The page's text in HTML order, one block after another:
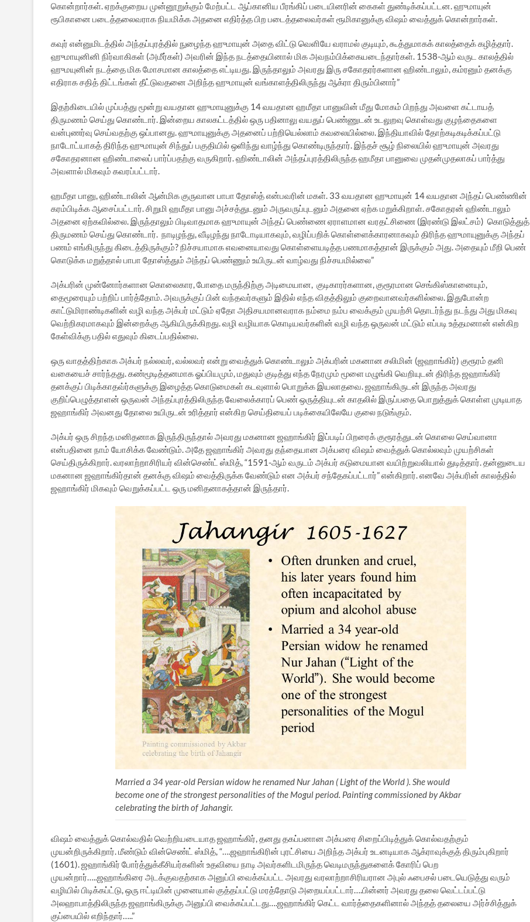
கொன்றார்கள். ஏறக்குறைய முன்னூறுக்கும் மேற்பட்ட ஆப்கானிய பீரங்கிப் படையினரின் கைகள் துண்டிக்கப்பட்டன. ஹுமாயுன்
ரூபிகானை படைத்தலைவராக நியமிக்க அதனை எதிர்த்த பிற படைத்தலைவர்கள் ரூமிகானுக்கு விஷம் வைத்துக் கொன்றார்கள்.
கவுர் என்னுமிடத்தில் அந்தப்புரத்தில் நுழைந்த ஹுமாயுன் அதை விட்டு வெளியே வராமல் குடியும், கூத்துமாகக் காலத்தைக் கழித்தார்.
ஹுமாயுனினி நிர்வாகிகள் (அமீர்கள்) அவரின் இந்த நடத்தையினால் மிக அவநம்பிக்கையடைந்தார்கள். 1538-ஆம் வருட காலத்தில்
ஹுமயுனின் நடத்தை மிக மோசமான காலத்தை எட்டியது. இருந்தாலும் அவரது இரு சகோதரர்களான ஹிண்டாலும், கம்ரனும் தனக்கு
எதிராக சதித் திட்டங்கள் தீட்டுவதனை அறிந்த ஹுமாயுன் வங்காளத்திலிருந்து ஆக்ரா திரும்பினார்”
இதற்கிடையில் முப்பத்து மூன்று வயதான ஹுமாயுனுக்கு 14 வயதான ஹமீதா பானுவின் மீது மோகம் பிறந்து அவளை கட்டாயத்
திருமணம் செய்து கொண்டார். இன்றைய காலகட்டத்தில் ஒரு பதினாலு வயதுப் பெண்ணுடன் உடலுறவு கொள்வது குழந்தைகளை
வன்புணர்வு செய்வதற்கு ஒப்பானது. ஹுமாயுனுக்கு அதனைப் பற்றியெல்லாம் கவலையில்லை. இந்தியாவில் தோற்கடிகடிக்கப்பட்டு
நாடோட்யாகத் திரிந்த ஹுமாயுன் சிந்துப் பகுதியில் ஒளிந்து வாழ்ந்து கொண்டிருந்தார். இந்தச் சூழ் நிலையில் ஹுமாயுன் அவரது
சகோதரனான ஹிண்டாலைப் பார்ப்பதற்கு வருகிறார். ஹிண்டாலின் அந்தப்புரத்திலிருந்த ஹமீதா பானுவை முதன்முதலாகப் பார்த்து
அவளால் மிகவும் கவரப்பட்டார்.
ஹமீதா பானு, ஹிண்டாலின் ஆன்மிக குருவான பாபா தோஸ்த் என்பவரின் மகள். 33 வயதான ஹுமாயுன் 14 வயதான அந்தப் பெண்ணின்
கரம்பிடிக்க ஆசைப்பட்டார். சிறுமி ஹமீதா பானு அச்சத்துடனும் அருவருப்புடனும் அதனை ஏற்க மறுக்கிறாள். சகோதரன் ஹிண்டாலும்
அதனை ஏற்கவில்லை. இருந்தாலும் பிடிவாதமாக ஹுமாயுன் அந்தப் பெண்ணை ஏராளமான வரதட்சிணை (இரண்டு இலட்சம்) கொடுத்துத்
திருமணம் செய்து கொண்டார். நாடிழந்து, வீடிழந்து நாடோடியாகவும், வழிப்பறிக் கொள்ளைக்காரனாகவும் திரிந்த ஹுமாயுனுக்கு அந்தப்
பணம் எங்கிருந்து கிடைத்திருக்கும்? நிச்சயாமாக எவனையாவது கொள்ளையடித்த பணமாகத்தான் இருக்கும் அது. அதையும் மீறி பெண்
கொடுக்க மறுத்தால் பாபா தோஸ்த்தும் அந்தப் பெண்ணும் உயிருடன் வாழ்வது நிச்சயமில்லை”
அக்பரின் முன்னோர்களான கொலைகார, போதை மருந்திற்கு அடிமையான, குடிகாரர்களான, குரூரமான செங்கிஸ்கானையும்,
தைமூரையும் பற்றிப் பார்த்தோம். அவருக்குப் பின் வந்தவர்களும் இதில் எந்த விதத்திலும் குறைவானவர்களில்லை. இதுபோன்ற
காட்டுமிராண்டிகளின் வழி வந்த அக்பர் மட்டும் ஏதோ அதிசயமானவராக நம்மை நம்ப வைக்கும் முயற்சி தொடர்ந்து நடந்து அது மிகவு
வெற்றிகரமாகவும் இன்றைக்கு ஆகியிருக்கிறது. வழி வழியாக கொடியவர்களின் வழி வந்த ஒருவன் மட்டும் எப்படி உத்தமனான் என்கிற
கேள்விக்கு பதில் எதுவும் கிடைப்பதில்லை.
ஒரு வாதத்திற்காக அக்பர் நல்லவர், வல்லவர் என்று வைத்துக் கொண்டாலும் அக்பரின் மகனான சலிமின் (ஜஹாங்கிர்) குரூரம் தனி
வகையைச் சார்ந்தது. கண்மூடித்தனமாக ஓப்பியமும், மதுவும் குடித்து எந்த நேரமும் மூளை மழுங்கி வெறியுடன் திரிந்த ஜஹாங்கிர்
தனக்குப் பிடிக்காதவ்ர்களுக்கு இழைத்த கொடுமைகள் கடவுளால் பொறுக்க இயலாதவை. ஜஹாங்கிருடன் இருந்த அவரது
குறிப்பெழுத்தாளன் ஒருவன் அந்தப்புரத்திலிருந்த வேலைக்காரப் பெண் ஒருத்தியுடன் காதலில் இருப்பதை பொறுத்துக் கொள்ள முடியாத
ஜஹாங்கிர் அவனது தோலை உயிருடன் உரித்தார் என்கிற செய்தியைப் படிக்கையிலேயே குலை நடுங்கும்.
அக்பர் ஒரு சிறந்த மனிதனாக இருந்திருந்தால் அவரது மகனான ஜஹாங்கிர் இப்படிப் பிறரைக் குரூரத்துடன் கொலை செய்வானா
என்பதினை நாம் யோசிக்க வேண்டும். அதே ஜஹாங்கிர் அவரது தந்தையான அக்பரை விஷம் வைத்துக் கொல்லவும் முயற்சிகள்
செய்திருக்கிறார். வரலாற்றாசிரியர் வின்செண்ட் ஸ்மித், “1591-ஆம் வருடம் அக்பர் கடுமையான வயிற்றுவலியால் துடித்தார். தன்னுடைய
மகனான ஜஹாங்கிர்தான் தனக்கு விஷம் வைத்திருக்க வேண்டும் என அக்பர் சந்தேகப்பட்டார்” என்கிறார். எனவே அக்பரின் காலத்தில்
ஜஹாங்கிர் மிகவும் வெறுக்கப்பட்ட ஒரு மனிதனாகத்தான் இருந்தார்.
Married a 34 year-old Persian widow he renamed Nur Jahan ( Light of the World ). She would
become one of the strongest personalities of the Mogul period. Painting commissioned by Akbar
celebrating the birth of Jahangir.
விஷம் வைத்துக் கொல்வதில் வெற்றியடையாத ஜஹாங்கிர், தனது தகப்பனான அக்பரை சிறைப்பிடித்துக் கொல்வதற்கும்
முயன்றிருக்கிறார். மீண்டும் வின்செண்ட் ஸ்மித், “….ஜஹாங்கிரின் புரட்சியை அறிந்த அக்பர் உடனடியாக ஆக்ராவுக்குத் திரும்புகிறார்
(1601). ஜஹாங்கிர் போர்த்துக்கீசியர்களின் உதவியை நாடி அவர்களிடமிருந்த வெடிமருந்துகளைக் கோரிப் பெற
முயன்றார்…..ஜஹாங்கிரை அடக்குவதற்காக அனுப்பி வைக்கப்பட்ட அவரது வரலாற்றாசிரியரான அபுல் ஃபைசல் படையெடுத்து வரும்
வழியில் பிடிக்கப்ட்டு, ஒரு ஈட்டியின் முனையால் குத்தப்பட்டு மரத்தோடு அறையப்பட்டார்….பின்னர் அவரது தலை வெட்டப்பட்டு
அலஹாபாத்திலிருந்த ஜஹாங்கிருக்கு அனுப்பி வைக்கப்பட்டது….ஜஹாங்கிர் கெட்ட வார்த்தைகளினால் அந்தத் தலையை அர்ச்சித்துக்
குப்பையில் எறிந்தார்…..”